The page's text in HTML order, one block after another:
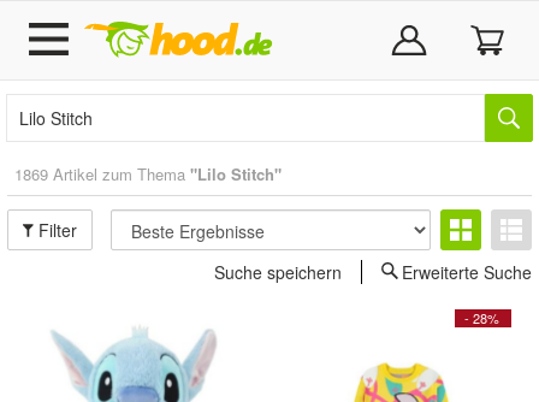
1869 Artikel zum Thema "Lilo Stitch"
Filter
Suche speichern
Erweiterte Suche
- 28%